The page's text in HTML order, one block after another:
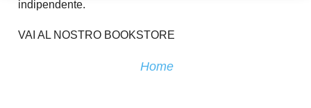
indipendente.
VAI AL NOSTRO BOOKSTORE
Home